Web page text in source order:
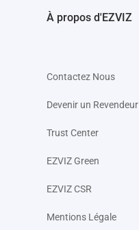
À propos d'EZVIZ
Contactez Nous
Devenir un Revendeur
Trust Center
EZVIZ Green
EZVIZ CSR
Mentions Légale